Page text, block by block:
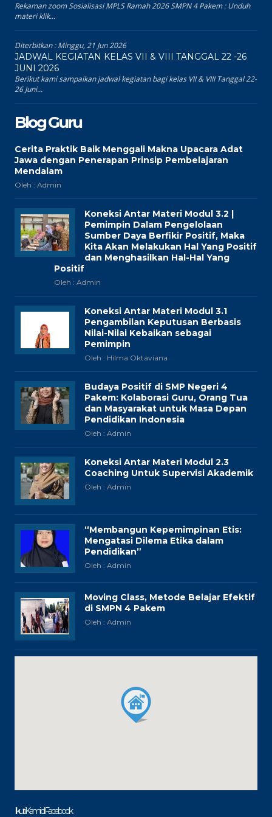
Rekaman zoom Sosialisasi MPLS Ramah 2026 SMPN 4 Pakem : Unduh
materi klik...
Diterbitkan :Minggu, 21 Jun 2026
JADWAL KEGIATAN KELAS VII & VIII TANGGAL 22 -26
JUNI 2026
Berikut kami sampaikan jadwal kegiatan bagi kelas VII & VIII Tanggal 22-
26 Juni...
Blog Guru
Cerita Praktik Baik Menggali Makna Upacara Adat
Jawa dengan Penerapan Prinsip Pembelajaran
Mendalam
Oleh : Admin
Koneksi Antar Materi Modul 3.2 |
Pemimpin Dalam Pengelolaan
Sumber Daya Berfikir Positif, Maka
Kita Akan Melakukan Hal Yang Positif
dan Menghasilkan Hal-Hal Yang
Positif
Oleh : Admin
Koneksi Antar Materi Modul 3.1
Pengambilan Keputusan Berbasis
Nilai-Nilai Kebaikan sebagai
Pemimpin
Oleh : Hilma Oktaviana
Budaya Positif di SMP Negeri 4
Pakem: Kolaborasi Guru, Orang Tua
dan Masyarakat untuk Masa Depan
Pendidikan Indonesia
Oleh : Admin
Koneksi Antar Materi Modul 2.3
Coaching Untuk Supervisi Akademik
Oleh : Admin
“Membangun Kepemimpinan Etis:
Mengatasi Dilema Etika dalam
Pendidikan”
Oleh : Admin
Moving Class, Metode Belajar Efektif
di SMPN 4 Pakem
Oleh : Admin
Ikuti Kami di Facebook